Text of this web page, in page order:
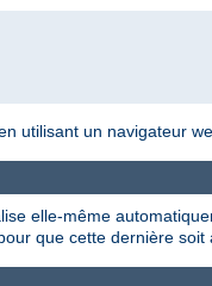
utilisant un navigateur
elle-même
que cette dernière soit